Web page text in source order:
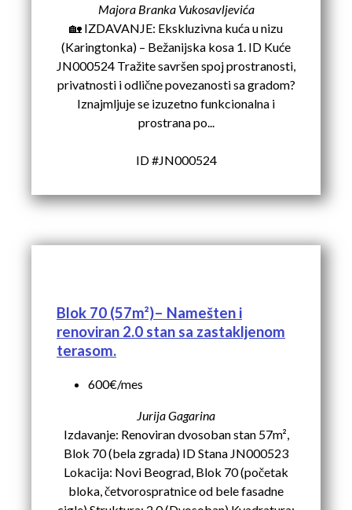
Majora Branka Vukosavljevića
🏡 IZDAVANJE: Ekskluzivna kuća u nizu
(Karingtonka) – Bežanijska kosa 1. ID Kuće
JN000524 Tražite savršen spoj prostranosti,
privatnosti i odlične povezanosti sa gradom?
Iznajmljuje se izuzetno funkcionalna i
prostrana po...
ID #JN000524
Blok 70 (57m²)– Namešten i
renoviran 2.0 stan sa zastakljenom
terasom.
600€/mes
Jurija Gagarina
Izdavanje: Renoviran dvosoban stan 57m²,
Blok 70 (bela zgrada) ID Stana JN000523
Lokacija: Novi Beograd, Blok 70 (početak
bloka, četvorospratnice od bele fasadne